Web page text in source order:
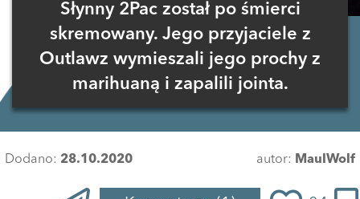
Słynny 2Pac został po śmierci
skremowany. Jego przyjaciele z
Outlawz wymieszali jego prochy z
marihuaną i zapalili jointa.
Dodano: 28.10.2020 autor: MaulWolf